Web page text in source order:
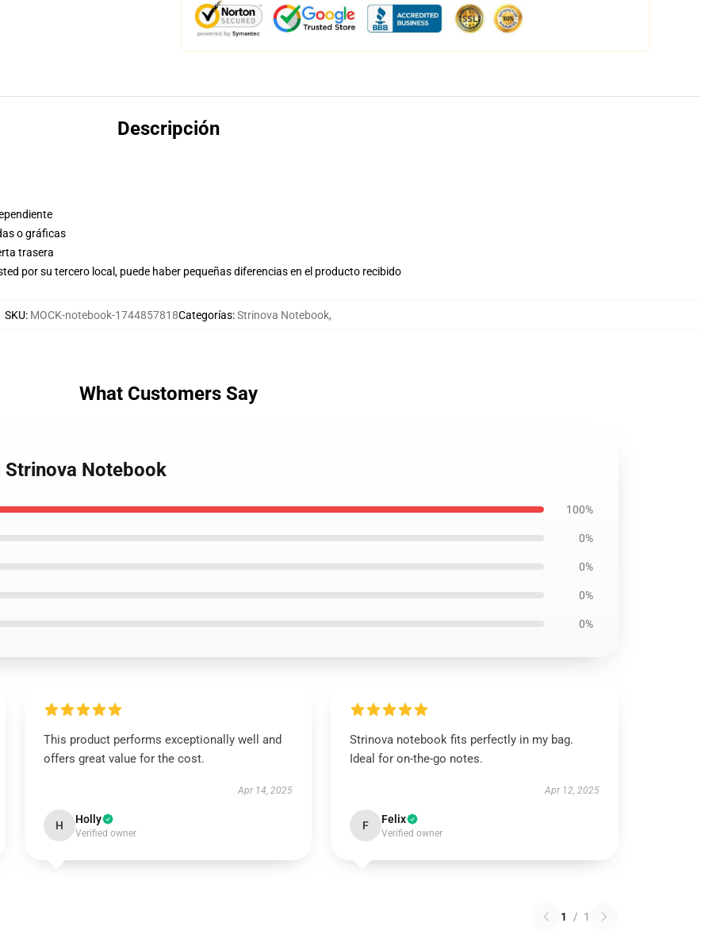
Descripción
o gráficas
trasera
por su tercero local, puede haber pequeñas diferencias en el producto recibido
SKU: MOCK-notebook-1744857818Categorías:Strinova Notebook,
What Customers Say
Notebook
100%
0%
0%
0%
0%
This product performs exceptionally well and
offers great value for the cost.
Apr 14, 2025
H Holly
Verified owner
Strinova notebook fits perfectly in my bag.
Ideal for on-the-go notes.
Apr 12, 2025
F Felix
Verified owner
1 / 1